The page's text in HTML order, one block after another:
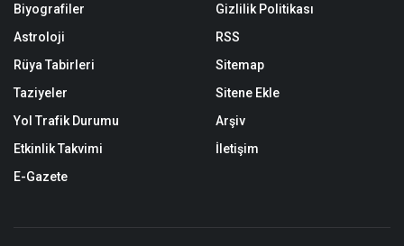
Biyografiler
Astroloji
Rüya Tabirleri
Taziyeler
Yol Trafik Durumu
Etkinlik Takvimi
E-Gazete
Gizlilik Politikası
RSS
Sitemap
Sitene Ekle
Arşiv
İletişim